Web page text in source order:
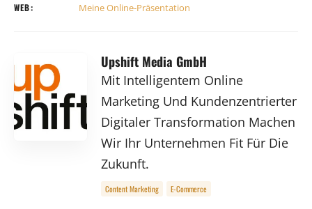
WEB: Meine Online-Präsentation
Upshift Media GmbH
Mit Intelligentem Online
Marketing Und Kundenzentrierter
Digitaler Transformation Machen
Wir Ihr Unternehmen Fit Für Die
Zukunft.
Content Marketing E-Commerce